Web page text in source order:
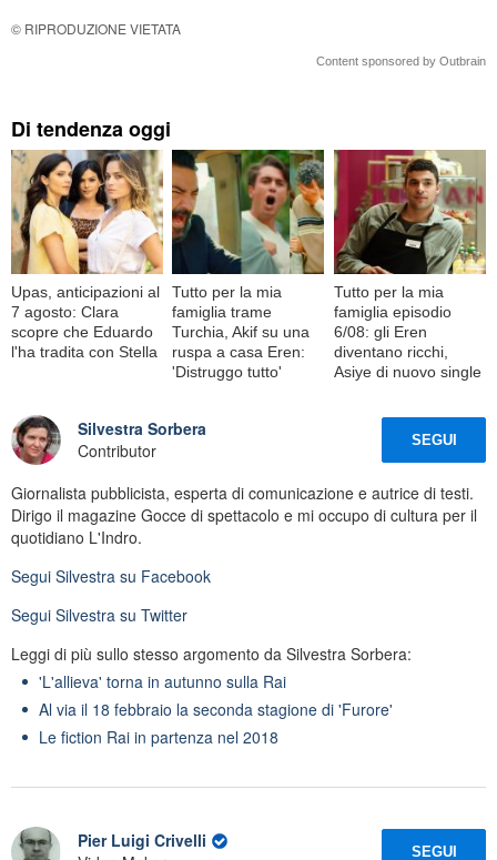
© RIPRODUZIONE VIETATA
Content sponsored by Outbrain
Di tendenza oggi
Upas, anticipazioni al
7 agosto: Clara
scopre che Eduardo
l'ha tradita con Stella
Tutto per la mia
famiglia trame
Turchia, Akif su una
ruspa a casa Eren:
'Distruggo tutto'
Tutto per la mia
famiglia episodio
6/08: gli Eren
diventano ricchi,
Asiye di nuovo single
Silvestra Sorbera
Contributor
SEGUI
Giornalista pubblicista, esperta di comunicazione e autrice di testi.
Dirigo il magazine Gocce di spettacolo e mi occupo di cultura per il
quotidiano L'Indro.
Segui Silvestra su Facebook
Segui Silvestra su Twitter
Leggi di più sullo stesso argomento da Silvestra Sorbera:
'L'allieva' torna in autunno sulla Rai
Al via il 18 febbraio la seconda stagione di 'Furore'
Le fiction Rai in partenza nel 2018
Pier Luigi Crivelli
SEGUI